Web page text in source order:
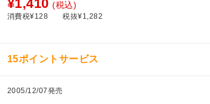
¥1,410 (税込)
消費税¥128 税抜¥1,282
15ポイントサービス
2005/12/07発売